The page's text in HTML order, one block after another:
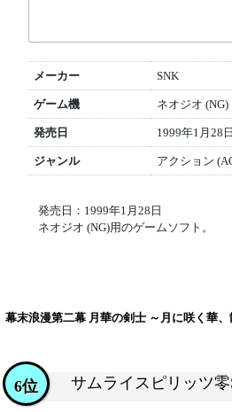
メーカー SNK
ゲーム機 ネオジオ (NG)
発売日 1999年1月28日
ジャンル アクション
発売日：1999年1月28日
ネオジオ (NG)用のゲームソフト。
幕末浪漫第二幕 月華の剣士 ～月に咲く華
サムライスピリッツ
6位